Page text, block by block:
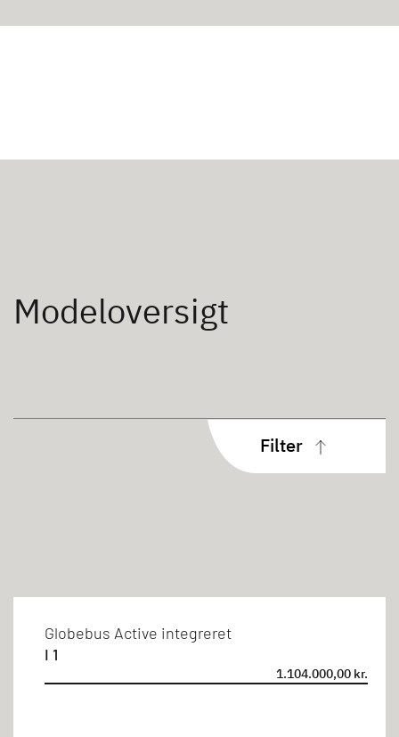
Modeloversigt
Sovepladser
Filter
Globebus Active integreret
I 1
1.104.000,00 kr.